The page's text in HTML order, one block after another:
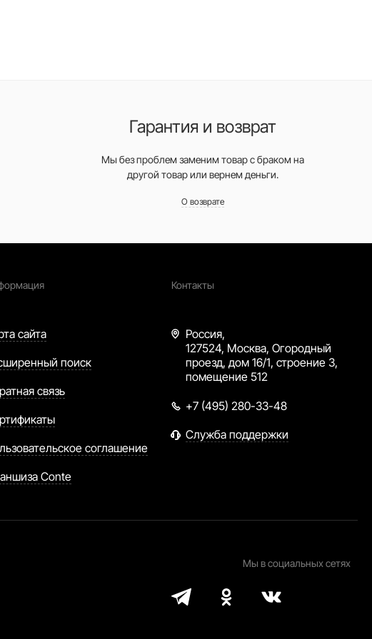
Гарантия и возврат
Мы без проблем заменим товар с браком на
другой товар или вернем деньги.
О возврате
сайта
поиск
связь
соглашение
Conte
Контакты
Россия,
127524, Москва, Огородный
проезд, дом 16/1, строение 3,
помещение 512
+7 (495) 280-33-48
Служба поддержки
Мы в социальных сетях